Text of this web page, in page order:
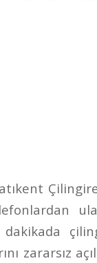
zararsız